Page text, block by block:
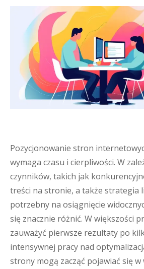
Pozycjonowanie stron
wymaga czasu i cierpliwości. W
czynników, takich jak
treści na stronie, a także strategia
potrzebny na osiągnięcie
się znacznie różnić. W większości
zauważyć pierwsze rezultaty po
intensywnej pracy nad
strony mogą zacząć pojawiać się w